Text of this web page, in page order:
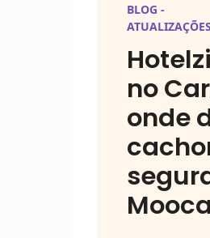
BLOG -
ATUALIZAÇÕES
no
onde
Mooca